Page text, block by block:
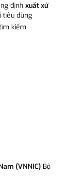
định xuất xứ
tiêu dùng
kiếm
(VNNIC) Bộ